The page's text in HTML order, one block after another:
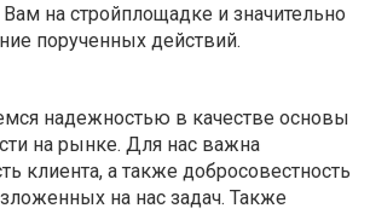
на стройплощадке и значительно
порученных действий.
надежностью в качестве основы
на рынке. Для нас важна
клиента, а также добросовестность
на нас задач. Также